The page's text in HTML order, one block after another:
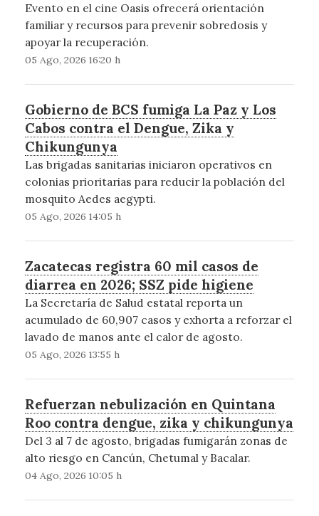
Evento en el cine Oasis ofrecerá orientación
familiar y recursos para prevenir sobredosis y
apoyar la recuperación.
05 Ago, 2026 16:20 h
Gobierno de BCS fumiga La Paz y Los
Cabos contra el Dengue, Zika y
Chikungunya
Las brigadas sanitarias iniciaron operativos en
colonias prioritarias para reducir la población del
mosquito Aedes aegypti.
05 Ago, 2026 14:05 h
Zacatecas registra 60 mil casos de
diarrea en 2026; SSZ pide higiene
La Secretaría de Salud estatal reporta un
acumulado de 60,907 casos y exhorta a reforzar el
lavado de manos ante el calor de agosto.
05 Ago, 2026 13:55 h
Refuerzan nebulización en Quintana
Roo contra dengue, zika y chikungunya
Del 3 al 7 de agosto, brigadas fumigarán zonas de
alto riesgo en Cancún, Chetumal y Bacalar.
04 Ago, 2026 10:05 h